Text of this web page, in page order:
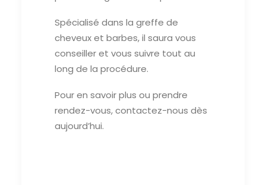
Spécialisé dans la greffe de
cheveux et barbes, il saura vous
conseiller et vous suivre tout au
long de la procédure.
Pour en savoir plus ou prendre
rendez-vous, contactez-nous dès
aujourd’hui.